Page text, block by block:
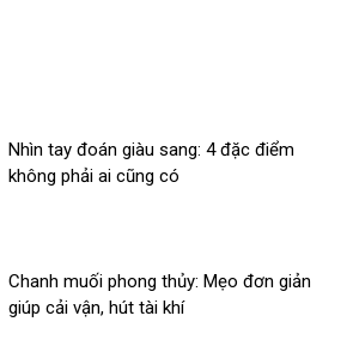
Nhìn tay đoán giàu sang: 4 đặc điểm
không phải ai cũng có
Chanh muối phong thủy: Mẹo đơn giản
giúp cải vận, hút tài khí